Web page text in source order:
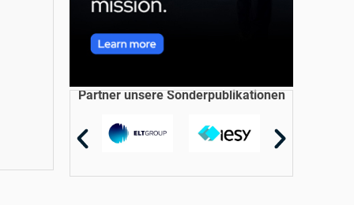
Partner unsere Sonderpublikationen